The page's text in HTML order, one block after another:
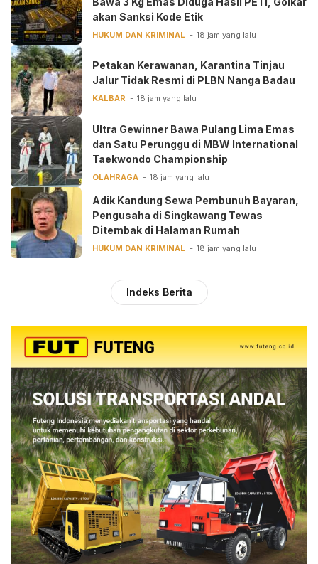
akan Sanksi Kode Etik
HUKUM DAN KRIMINAL 18 jam yang lalu
Petakan Kerawanan, Karantina Tinjau
Jalur Tidak Resmi di PLBN Nanga Badau
KALBAR 18 jam yang lalu
Ultra Gewinner Bawa Pulang Lima Emas
dan Satu Perunggu di MBW International
Taekwondo Championship
OLAHRAGA 18 jam yang lalu
Adik Kandung Sewa Pembunuh Bayaran,
Pengusaha di Singkawang Tewas
Ditembak di Halaman Rumah
HUKUM DAN KRIMINAL 18 jam yang lalu
Indeks Berita